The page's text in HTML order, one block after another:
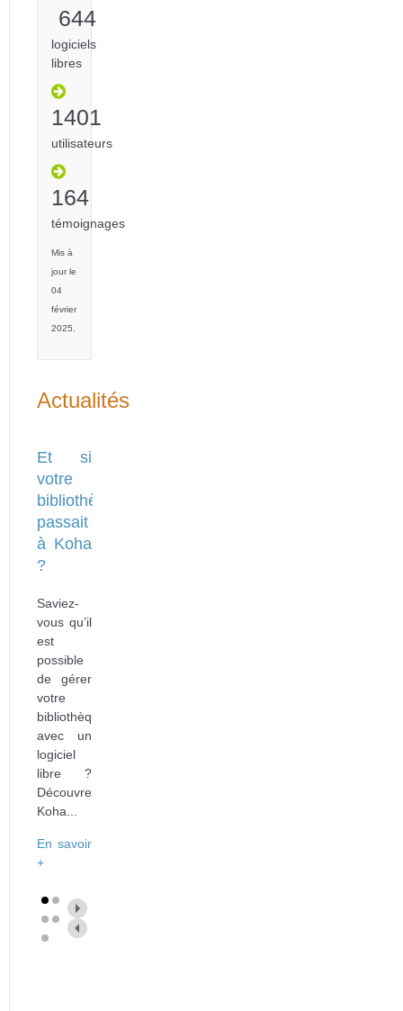
644
logiciels
libres
1401
utilisateurs
164
témoignages
Mis à
jour le
04
février
2025.
Actualités
Et si
votre
bibliothèque
passait
à Koha
?
Saviez-
vous qu’il
est
possible
de gérer
votre
bibliothèque
avec un
logiciel
libre ?
Découvrez
Koha...
En savoir
+